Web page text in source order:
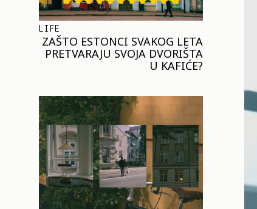
LIFE
ZAŠTO ESTONCI SVAKOG LETA
PRETVARAJU SVOJA DVORIŠTA
U KAFIĆE?